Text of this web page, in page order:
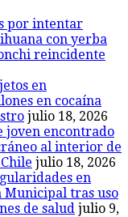
por intentar
con yerba
reincidente
en
en cocaína
julio 18, 2026
joven encontrado
al interior de
julio 18, 2026
en
Municipal tras uso
de salud julio 9,